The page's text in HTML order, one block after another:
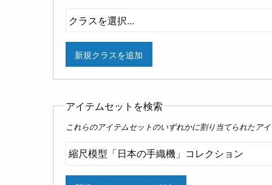
新規クラスを追加
アイテムセットを検索
これらのアイテムセットのいずれかに割り当てられたアイ